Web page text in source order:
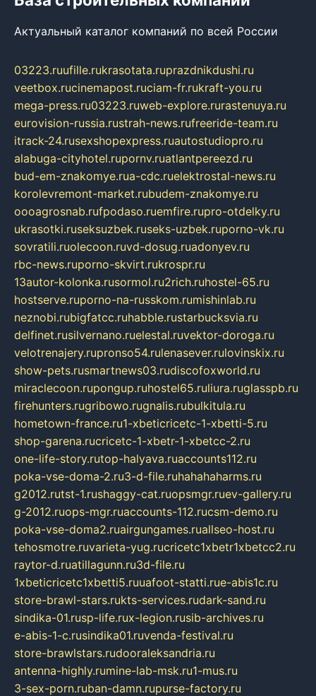
Актуальный каталог компаний по всей России
03223.ruufille.rukrasotata.ruprazdnikdushi.ru
veetbox.rucinemapost.ruciam-fr.rukraft-you.ru
mega-press.ru03223.ruweb-explore.rurastenuya.ru
eurovision-russia.rustrah-news.rufreeride-team.ru
itrack-24.rusexshopexpress.ruautostudiopro.ru
alabuga-cityhotel.rupornv.ruatlantpereezd.ru
bud-em-znakomye.rua-cdc.ruelektrostal-news.ru
korolevremont-market.rubudem-znakomye.ru
oooagrosnab.rufpodaso.ruemfire.rupro-otdelky.ru
ukrasotki.ruseksuzbek.ruseks-uzbek.ruporno-vk.ru
sovratili.ruolecoon.ruvd-dosug.ruadonyev.ru
rbc-news.ruporno-skvirt.rukrospr.ru
13autor-kolonka.rusormol.ru2rich.ruhostel-65.ru
hostserve.ruporno-na-russkom.rumishinlab.ru
neznobi.rubigfatcc.ruhabble.rustarbucksvia.ru
delfinet.rusilvernano.ruelestal.ruvektor-doroga.ru
velotrenajery.rupronso54.rulenasever.rulovinskix.ru
show-pets.rusmartnews03.rudiscofoxworld.ru
miraclecoon.rupongup.ruhostel65.ruliura.ruglasspb.ru
firehunters.rugribowo.rugnalis.rubulkitula.ru
hometown-france.ru1-xbeticricetc-1-xbetti-5.ru
shop-garena.rucricetc-1-xbetr-1-xbetcc-2.ru
one-life-story.rutop-halyava.ruaccounts112.ru
poka-vse-doma-2.ru3-d-file.ruhahahaharms.ru
g2012.rutst-1.rushaggy-cat.ruopsmgr.ruev-gallery.ru
g-2012.ruops-mgr.ruaccounts-112.rucsm-demo.ru
poka-vse-doma2.ruairgungames.ruallseo-host.ru
tehosmotre.ruvarieta-yug.rucricetc1xbetr1xbetcc2.ru
raytor-d.ruatillagunn.ru3d-file.ru
1xbeticricetc1xbetti5.ruuafoot-statti.rue-abis1c.ru
store-brawl-stars.rukts-services.rudark-sand.ru
sindika-01.rusp-life.rux-legion.rusib-archives.ru
e-abis-1-c.rusindika01.ruvenda-festival.ru
store-brawlstars.rudooraleksandria.ru
antenna-highly.rumine-lab-msk.ru1-mus.ru
3-sex-porn.ruban-damn.rupurse-factory.ru